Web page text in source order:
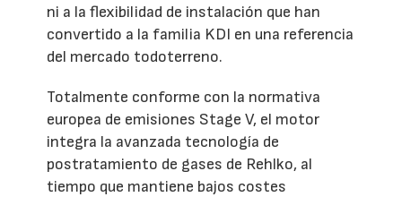
ni a la flexibilidad de instalación que han
convertido a la familia KDI en una referencia
del mercado todoterreno.
Totalmente conforme con la normativa
europea de emisiones Stage V, el motor
integra la avanzada tecnología de
postratamiento de gases de Rehlko, al
tiempo que mantiene bajos costes